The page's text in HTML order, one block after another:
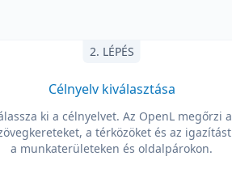
2. LÉPÉS
Célnyelv kiválasztása
ki a célnyelvet. Az OpenL megőrzi a
a térközöket és az igazítást
a munkaterületeken és oldalpárokon.